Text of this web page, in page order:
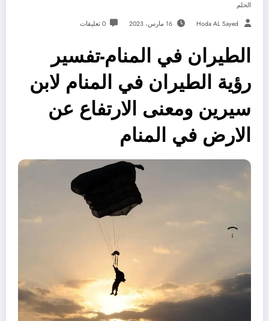
الحلم
Hoda AL Sayed 16 مارس، 2023 0 تعليقات
الطيران في المنام-تفسير
رؤية الطيران في المنام لابن
سيرين ومعنى الارتفاع عن
الارض في المنام